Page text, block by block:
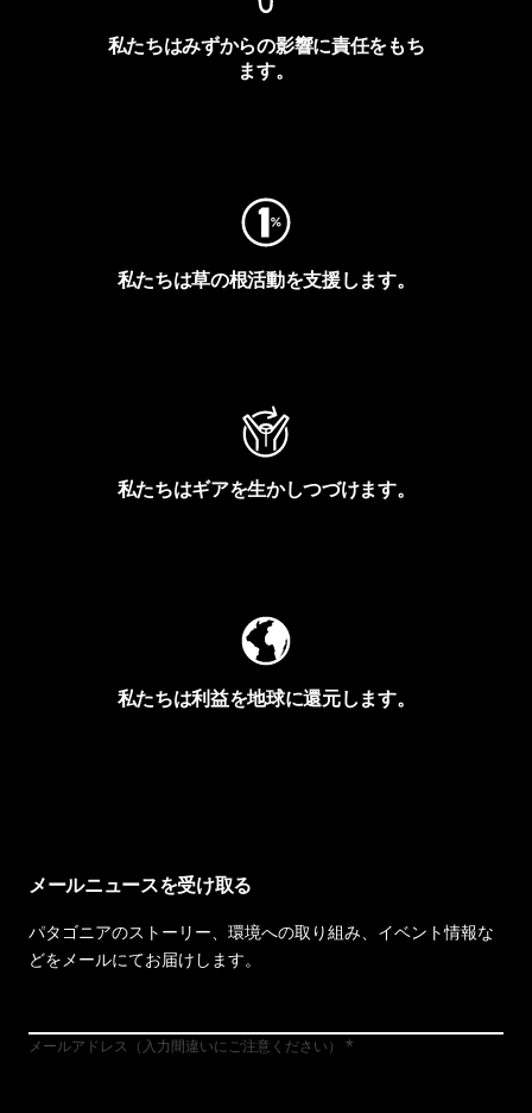
私たちはみずからの影響に責任をもち
ます。
私たちは草の根活動を支援します。
私たちはギアを生かしつづけます。
私たちは利益を地球に還元します。
メールニュースを受け取る
パタゴニアのストーリー、環境への取り組み、イベント情報な
どをメールにてお届けします。
メールアドレス（入力間違いにご注意ください）